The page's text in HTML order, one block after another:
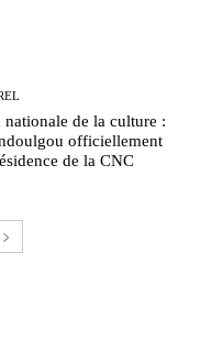
nationale de la culture :
officiellement
de la CNC